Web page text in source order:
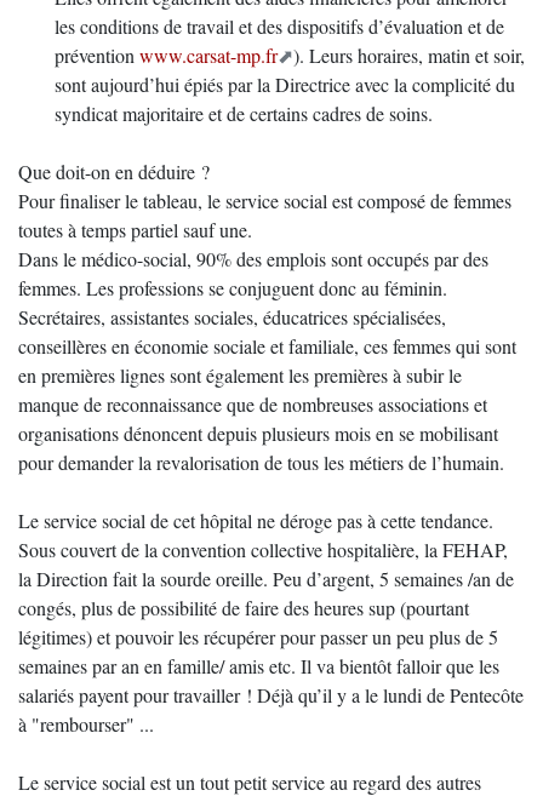
les conditions de travail et des dispositifs d’évaluation et de
prévention www.carsat-mp.fr
). Leurs horaires, matin et soir,
sont aujourd’hui épiés par la Directrice avec la complicité du
syndicat majoritaire et de certains cadres de soins.
Que doit-on en déduire ?
Pour finaliser le tableau, le service social est composé de femmes
toutes à temps partiel sauf une.
Dans le médico-social, 90% des emplois sont occupés par des
femmes. Les professions se conjuguent donc au féminin.
Secrétaires, assistantes sociales, éducatrices spécialisées,
conseillères en économie sociale et familiale, ces femmes qui sont
en premières lignes sont également les premières à subir le
manque de reconnaissance que de nombreuses associations et
organisations dénoncent depuis plusieurs mois en se mobilisant
pour demander la revalorisation de tous les métiers de l’humain.
Le service social de cet hôpital ne déroge pas à cette tendance.
Sous couvert de la convention collective hospitalière, la FEHAP,
la Direction fait la sourde oreille. Peu d’argent, 5 semaines /an de
congés, plus de possibilité de faire des heures sup (pourtant
légitimes) et pouvoir les récupérer pour passer un peu plus de 5
semaines par an en famille/ amis etc. Il va bientôt falloir que les
salariés payent pour travailler ! Déjà qu’il y a le lundi de Pentecôte
à "rembourser" ...
Le service social est un tout petit service au regard des autres